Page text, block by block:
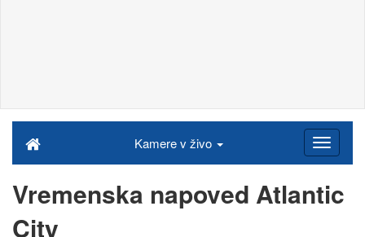
Kamere v živo
Vremenska napoved Atlantic
City